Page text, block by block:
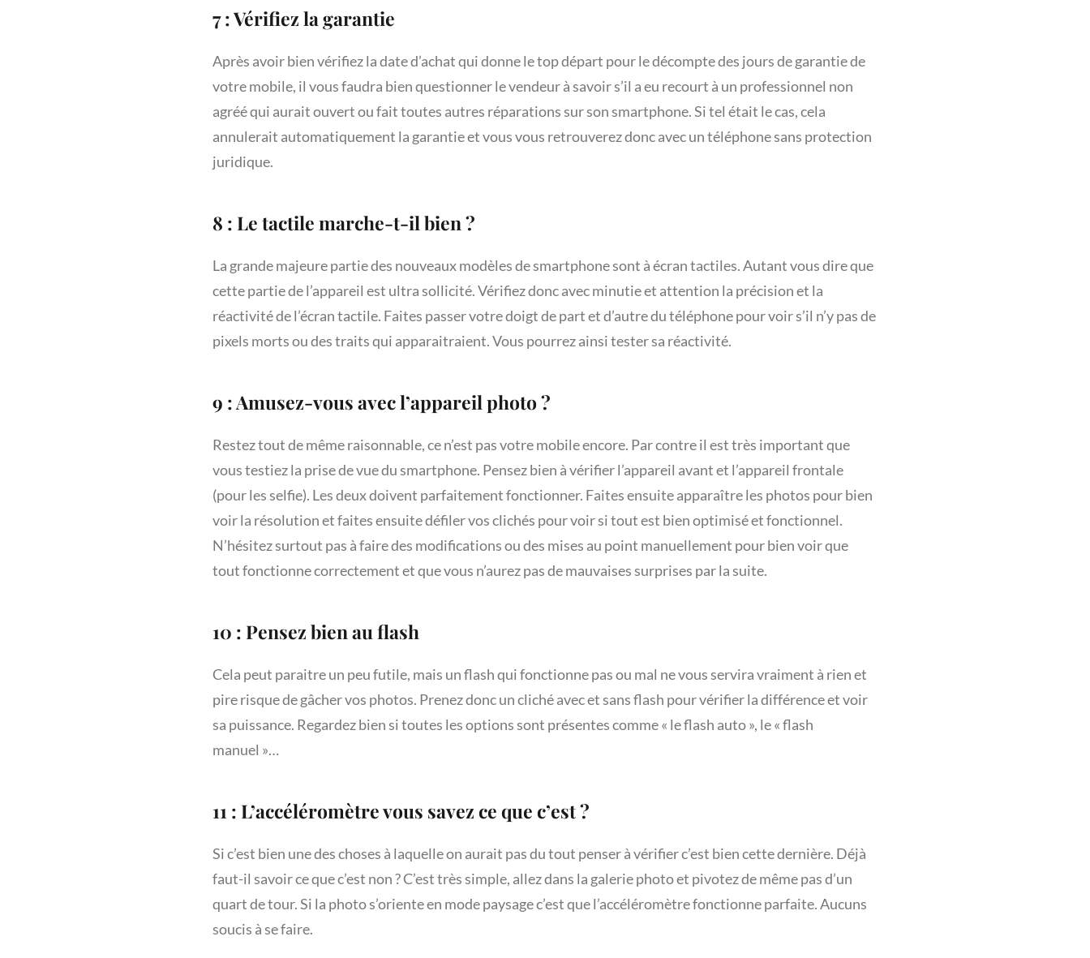
7 : Vérifiez la garantie
Après avoir bien vérifiez la date d’achat qui donne le top départ pour le décompte des jours de garantie de
votre mobile, il vous faudra bien questionner le vendeur à savoir s’il a eu recourt à un professionnel non
agréé qui aurait ouvert ou fait toutes autres réparations sur son smartphone. Si tel était le cas, cela
annulerait automatiquement la garantie et vous vous retrouverez donc avec un téléphone sans protection
juridique.
8 : Le tactile marche-t-il bien ?
La grande majeure partie des nouveaux modèles de smartphone sont à écran tactiles. Autant vous dire que
cette partie de l’appareil est ultra sollicité. Vérifiez donc avec minutie et attention la précision et la
réactivité de l’écran tactile. Faites passer votre doigt de part et d’autre du téléphone pour voir s’il n’y pas de
pixels morts ou des traits qui apparaitraient. Vous pourrez ainsi tester sa réactivité.
9 : Amusez-vous avec l’appareil photo ?
Restez tout de même raisonnable, ce n’est pas votre mobile encore. Par contre il est très important que
vous testiez la prise de vue du smartphone. Pensez bien à vérifier l’appareil avant et l’appareil frontale
(pour les selfie). Les deux doivent parfaitement fonctionner. Faites ensuite apparaître les photos pour bien
voir la résolution et faites ensuite défiler vos clichés pour voir si tout est bien optimisé et fonctionnel.
N’hésitez surtout pas à faire des modifications ou des mises au point manuellement pour bien voir que
tout fonctionne correctement et que vous n’aurez pas de mauvaises surprises par la suite.
10 : Pensez bien au flash
Cela peut paraitre un peu futile, mais un flash qui fonctionne pas ou mal ne vous servira vraiment à rien et
pire risque de gâcher vos photos. Prenez donc un cliché avec et sans flash pour vérifier la différence et voir
sa puissance. Regardez bien si toutes les options sont présentes comme « le flash auto », le « flash
manuel »…
11 : L’accéléromètre vous savez ce que c’est ?
Si c’est bien une des choses à laquelle on aurait pas du tout penser à vérifier c’est bien cette dernière. Déjà
faut-il savoir ce que c’est non ? C’est très simple, allez dans la galerie photo et pivotez de même pas d’un
quart de tour. Si la photo s’oriente en mode paysage c’est que l’accéléromètre fonctionne parfaite. Aucuns
soucis à se faire.